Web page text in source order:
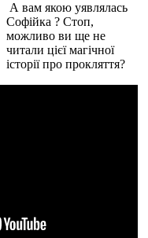
А вам якою уявлялась
Софійка ? Стоп,
можливо ви ще не
читали цієї магічної
історії про прокляття?